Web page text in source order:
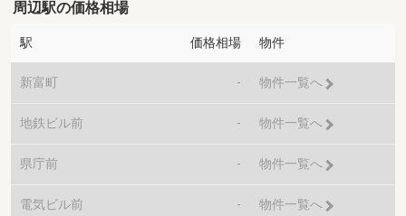
周辺駅の価格相場
駅 価格相場 物件
新富町 - 物件一覧へ
地鉄ビル前 - 物件一覧へ
県庁前 - 物件一覧へ
電気ビル前 - 物件一覧へ